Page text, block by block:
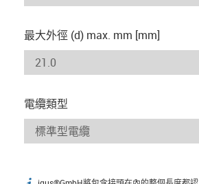
最大外徑 (d) max. mm [mm]
電纜類型